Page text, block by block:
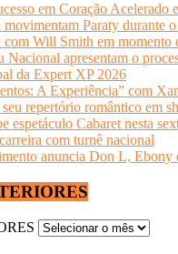
em Coração Acelerado
Paraty durante
Will Smith em momento
Nacional apresentam o
da Expert XP 2026
A Experiência” com
repertório romântico em
espetáculo Cabaret nesta
com turnê nacional
anuncia Don L, Ebony